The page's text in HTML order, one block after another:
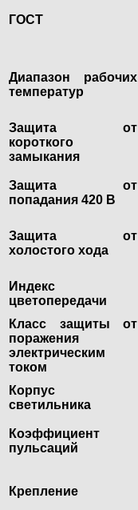
ГОСТ
Диапазон рабочих
температур
Защита от
короткого
замыкания
Защита от
попадания 420 В
Защита от
холостого хода
Индекс
цветопередачи
Класс защиты от
поражения
электрическим
током
Корпус
светильника
Коэффициент
пульсаций
Крепление